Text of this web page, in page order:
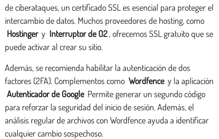
de ciberataques, un certificado SSL es esencial para proteger el
intercambio de datos. Muchos proveedores de hosting, como
Hostinger y Interruptor de O2, ofrecemos SSL gratuito que se
puede activar al crear su sitio.
Además, se recomienda habilitar la autenticación de dos
factores (2FA). Complementos como Wordfence y la aplicación
Autenticador de Google Permite generar un segundo código
para reforzar la seguridad del inicio de sesión. Además, el
análisis regular de archivos con Wordfence ayuda a identificar
cualquier cambio sospechoso.